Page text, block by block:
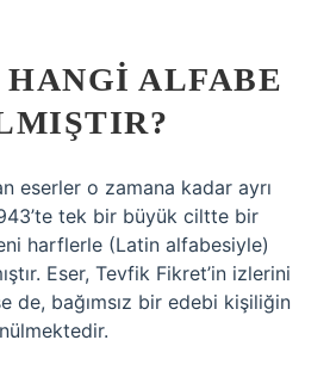
HANGI ALFABE
eserler o zamana kadar ayrı
tek bir büyük ciltte bir
harflerle (Latin alfabesiyle)
Eser, Tevfik Fikret’in izlerini
de, bağımsız bir edebi kişiliğin